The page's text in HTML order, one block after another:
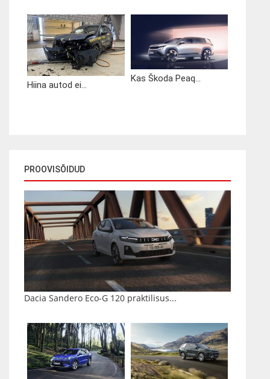
Hiina autod ei...
Kas Škoda Peaq...
PROOVISÕIDUD
Dacia Sandero Eco-G 120 praktilisus...